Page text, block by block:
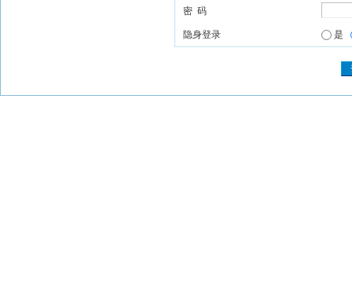
密 码
隐身登录 是